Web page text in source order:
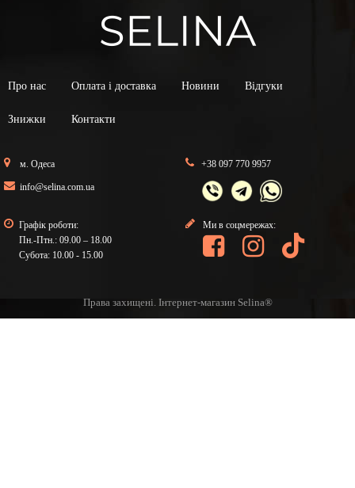
Про нас Оплата і доставка Новини Відгуки
Знижки Контакти
м. Одеса
info@selina.com.ua
+38 097 770 9957
Графік роботи:
Пн.-Птн.: 09.00 – 18.00
Субота: 10.00 - 15.00
Ми в соцмережах:
Права захищені. Інтернет-магазин Selina®